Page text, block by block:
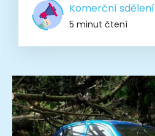
Komerční sdělení
5 minut čtení